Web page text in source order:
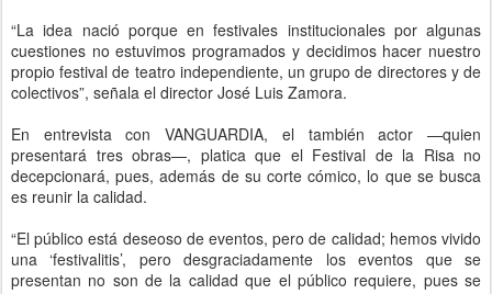
“La idea nació porque en festivales institucionales por algunas
cuestiones no estuvimos programados y decidimos hacer nuestro
propio festival de teatro independiente, un grupo de directores y de
colectivos”, señala el director José Luis Zamora.
En entrevista con VANGUARDIA, el también actor —quien
presentará tres obras—, platica que el Festival de la Risa no
decepcionará, pues, además de su corte cómico, lo que se busca
es reunir la calidad.
“El público está deseoso de eventos, pero de calidad; hemos vivido
una ‘festivalitis’, pero desgraciadamente los eventos que se
presentan no son de la calidad que el público requiere, pues se